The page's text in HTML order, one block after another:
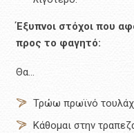
Έξυπνοι στόχοι που
προς το φαγητό:
Θα…
Τρώω πρωϊνό
Κάθομαι στην